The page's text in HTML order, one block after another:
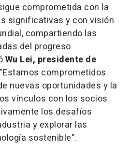
comprometida con la
significativas y con visión
compartiendo las
del progreso
Wu Lei, presidente de
comprometidos
nuevas oportunidades y la
vínculos con los socios
los desafíos
y explorar las
sostenible".